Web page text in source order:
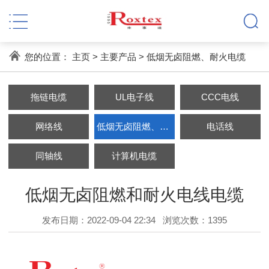
您的位置： 主页> 主要产品 > 低烟无卤阻燃、耐火电缆
拖链电缆 UL电子线 CCC电线
网络线 低烟无卤阻燃、耐火电缆 电话线
同轴线 计算机电缆
低烟无卤阻燃和耐火电线电缆
发布日期：2022-09-04 22:34 浏览次数： 1395